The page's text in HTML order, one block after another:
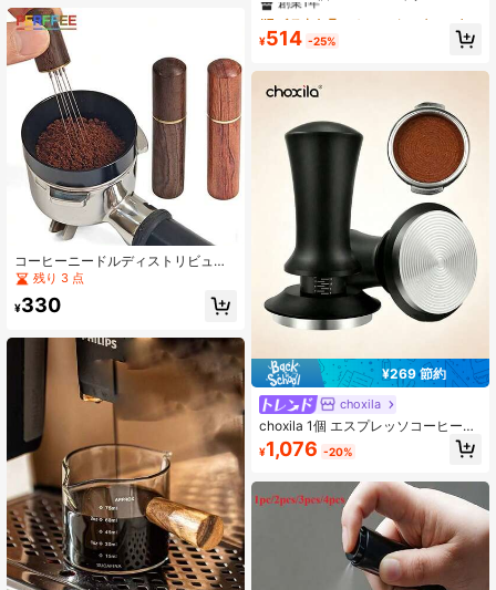
コーヒーニードルディストリビュー
ター コーヒーパウダー攪拌器 木製ハ
ール コーヒーディストリビューター
残り 3 点
¥330
ル ステンレス製 コーヒーパウダーニ
ードル 携帯用コーヒーパウダーディ
ストリビューター 家庭用コーヒーコ
ます
#7 ベストセラー
創業1年
#7 ベストセラー
創業1年
#7 ベストセラー
創業1年
¥514 -25%
¥269 節約
choxila
choxila 1個 エスプレッソコーヒータ
ンパー、リップル ステンレススチー
ルベース コーヒーマシンパウダータ
mm/58mm、エスプレッソコーヒー
アクセサリー、バリスタツール
¥1,076 -20%